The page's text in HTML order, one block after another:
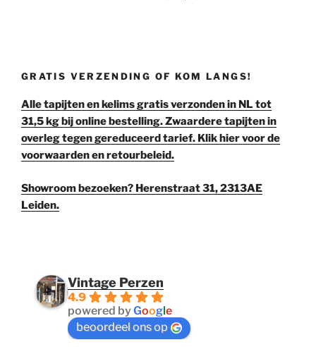
GRATIS VERZENDING OF KOM LANGS!
Alle tapijten en kelims gratis verzonden in NL tot
31,5 kg bij online bestelling. Zwaardere tapijten in
overleg tegen gereduceerd tarief. Klik hier voor de
voorwaarden en retourbeleid.
Showroom bezoeken? Herenstraat 31, 2313AE
Leiden.
Vintage Perzen
4.9
powered byGoogle
beoordeel ons op